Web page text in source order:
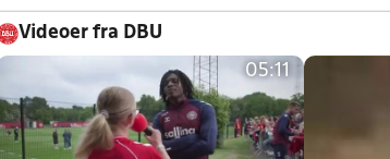
Videoer fra DBU
05:11